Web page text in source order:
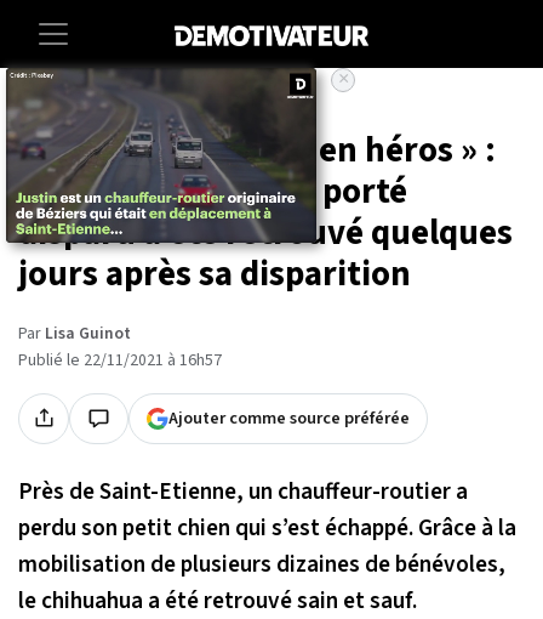
Accueil Societe Animaux
« Il va être accueilli en héros » :
un petit chihuahua porté
disparu a été retrouvé quelques
jours après sa disparition
Par Lisa Guinot
Publié le 22/11/2021 à 16h57
Ajouter comme source préférée
×
Près de Saint-Etienne, un chauffeur-routier a
perdu son petit chien qui s’est échappé. Grâce à la
mobilisation de plusieurs dizaines de bénévoles,
le chihuahua a été retrouvé sain et sauf.